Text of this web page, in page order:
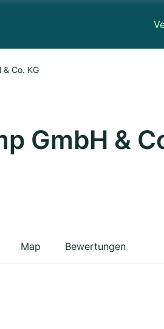
Co. KG
GmbH &
Map Bewertungen